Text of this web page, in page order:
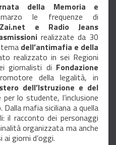
della Memoria e
le frequenze di
e Radio Jeans
realizzate da 30
dell’antimafia e della
realizzato in sei Regioni
giornalisti di Fondazione
della legalità, in
dell’Istruzione e del
lo studente, l’inclusione
mafia siciliana a quella
il racconto dei personaggi
organizzata ma anche
giorni d’oggi.